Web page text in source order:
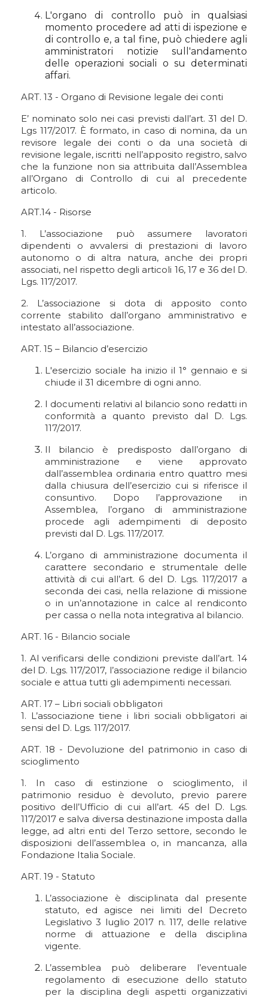
L'organo di controllo può in qualsiasi
momento procedere ad atti di ispezione e
di controllo e, a tal fine, può chiedere agli
amministratori notizie sull'andamento
delle operazioni sociali o su determinati
affari.
ART. 13 - Organo di Revisione legale dei conti
E’ nominato solo nei casi previsti dall’art. 31 del D.
Lgs 117/2017. È formato, in caso di nomina, da un
revisore legale dei conti o da una società di
revisione legale, iscritti nell’apposito registro, salvo
che la funzione non sia attribuita dall’Assemblea
all’Organo di Controllo di cui al precedente
articolo.
ART.14 - Risorse
1. L’associazione può assumere lavoratori
dipendenti o avvalersi di prestazioni di lavoro
autonomo o di altra natura, anche dei propri
associati, nel rispetto degli articoli 16, 17 e 36 del D.
Lgs. 117/2017.
2. L’associazione si dota di apposito conto
corrente stabilito dall’organo amministrativo e
intestato all’associazione.
ART. 15 – Bilancio d’esercizio
L'esercizio sociale ha inizio il 1° gennaio e si
chiude il 31 dicembre di ogni anno.
I documenti relativi al bilancio sono redatti in
conformità a quanto previsto dal D. Lgs.
117/2017.
Il bilancio è predisposto dall’organo di
amministrazione e viene approvato
dall’assemblea ordinaria entro quattro mesi
dalla chiusura dell’esercizio cui si riferisce il
consuntivo. Dopo l’approvazione in
Assemblea, l’organo di amministrazione
procede agli adempimenti di deposito
previsti dal D. Lgs. 117/2017.
L’organo di amministrazione documenta il
carattere secondario e strumentale delle
attività di cui all’art. 6 del D. Lgs. 117/2017 a
seconda dei casi, nella relazione di missione
o in un’annotazione in calce al rendiconto
per cassa o nella nota integrativa al bilancio.
ART. 16 - Bilancio sociale
1. Al verificarsi delle condizioni previste dall’art. 14
del D. Lgs. 117/2017, l’associazione redige il bilancio
sociale e attua tutti gli adempimenti necessari.
ART. 17 – Libri sociali obbligatori
1. L’associazione tiene i libri sociali obbligatori ai
sensi del D. Lgs. 117/2017.
ART. 18 - Devoluzione del patrimonio in caso di
scioglimento
1. In caso di estinzione o scioglimento, il
patrimonio residuo è devoluto, previo parere
positivo dell’Ufficio di cui all’art. 45 del D. Lgs.
117/2017 e salva diversa destinazione imposta dalla
legge, ad altri enti del Terzo settore, secondo le
disposizioni dell’assemblea o, in mancanza, alla
Fondazione Italia Sociale.
ART. 19 - Statuto
L’associazione è disciplinata dal presente
statuto, ed agisce nei limiti del Decreto
Legislativo 3 luglio 2017 n. 117, delle relative
norme di attuazione e della disciplina
vigente.
L’assemblea può deliberare l’eventuale
regolamento di esecuzione dello statuto
per la disciplina degli aspetti organizzativi